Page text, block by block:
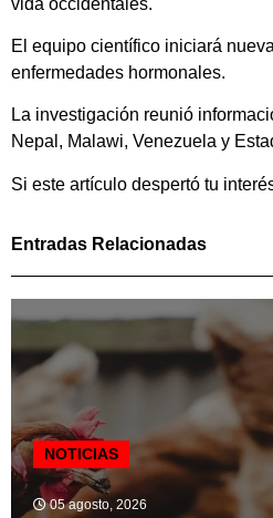
El equipo científico iniciará
enfermedades hormonales.
La investigación reunió
Nepal, Malawi, Venezuela y
Si este artículo despertó tu
Entradas Relacionadas
NOTICIAS
05 agosto, 2026